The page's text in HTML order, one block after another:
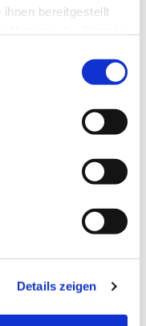
bereitgestellt
Details zeigen